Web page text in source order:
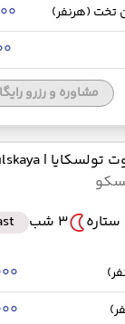
(هرنفر)
مشاوره و رزرو
تولسکایا | AZIMUT Tulskaya
3 شب